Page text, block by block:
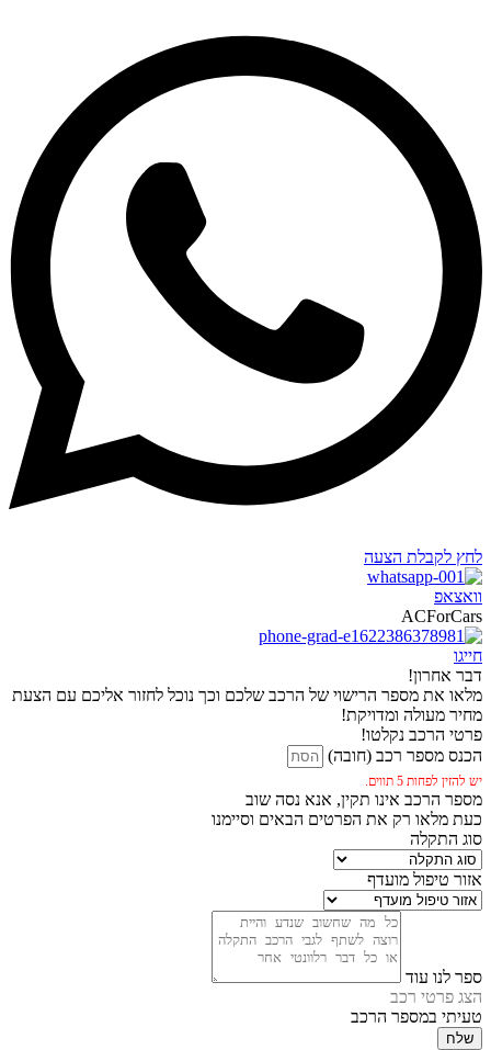
לחץ לקבלת הצעה
וואצאפ
ACForCars
חייגו
דבר אחרון!
מלאו את מספר הרישוי של הרכב שלכם וכך נוכל לחזור אליכם עם הצעת
מחיר מעולה ומדויקת!
פרטי הרכב נקלטו!
הכנס מספר רכב (חובה)
יש להזין לפחות 5 תווים.
מספר הרכב אינו תקין, אנא נסה שוב
כעת מלאו רק את הפרטים הבאים וסיימנו
סוג התקלה
אזור טיפול מועדף
ספר לנו עוד
הצג פרטי רכב
טעיתי במספר הרכב
שלח